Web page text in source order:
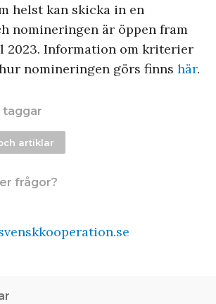
helst kan skicka in en
nomineringen är öppen fram
2023. Information om kriterier
nomineringen görs finns här.
taggar
artiklar
frågor?